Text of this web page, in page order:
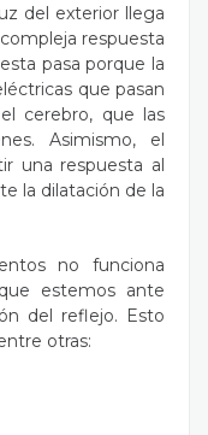
del exterior llega
respuesta
pasa porque la
que pasan
cerebro, que las
Asimismo, el
una respuesta al
la dilatación de la
no funciona
estemos ante
del reflejo. Esto
otras: